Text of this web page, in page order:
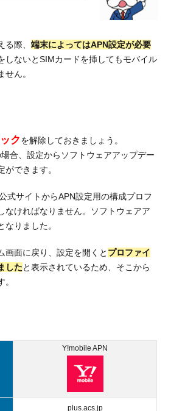
る際、端末によってはAPN設定が必要
しないとSIMカードを挿してもモバイル
ん。
クを解除しておきましょう。
合、設定からソフトウェアアップデー
ができます。
式サイトからAPN設定用の構成プロフ
なければなりません。ソフトウェアア
なりました。
画面に戻り、設定を開くと プロファイ
したと表示されているため、そこから
Y!mobile APN
plus.acs.jp